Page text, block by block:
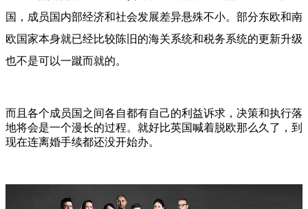
国，成员国内部经济和社会发展差异悬殊不小。部分东欧和南
欧国家本身就已经比较陈旧的海关系统和税务系统的更新升级
也不是可以一蹴而就的。
而且各个成员国之间各自都有自己的利益诉求，决策和执行落
地将会是一个漫长的过程。就好比英国喊着脱欧那么久了，到
现在连离婚手续都还没开始办。